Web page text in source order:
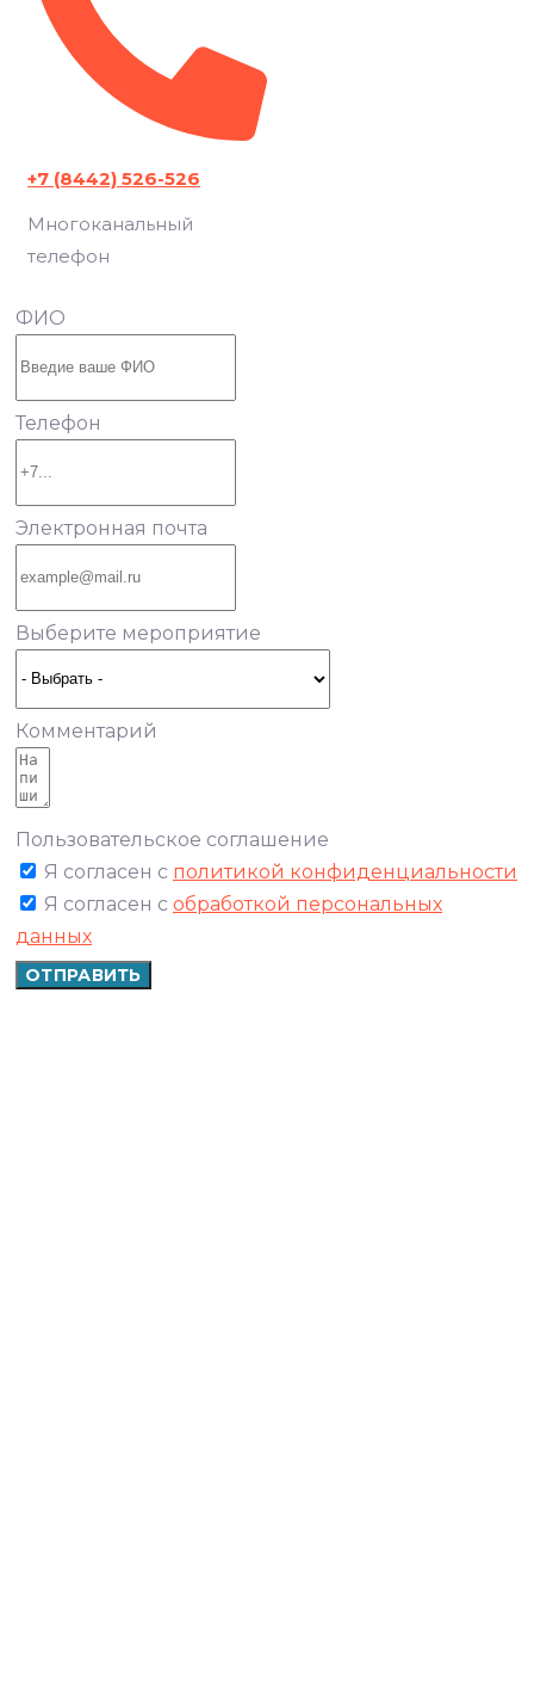
+7 (8442) 526-526
Многоканальный
телефон
ФИО
Телефон
Электронная почта
Выберите мероприятие
Комментарий
Пользовательское соглашение
Я согласен с политикой конфиденциальности
Я согласен с обработкой персональных
данных
ОТПРАВИТЬ